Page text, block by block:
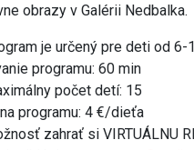
obrazy v Galérii Nedbalka.
je určený pre deti od 6-
programu: 60 min
počet detí: 15
programu: 4 €/dieťa
zahrať si VIRTUÁLNU